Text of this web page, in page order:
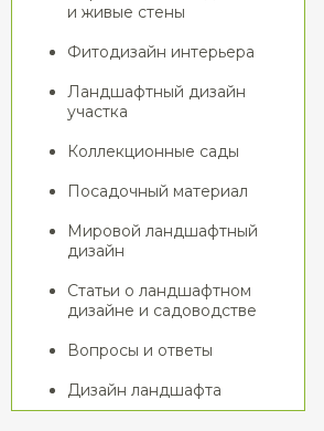
и живые стены
Фитодизайн интерьера
Ландшафтный дизайн
участка
Коллекционные сады
Посадочный материал
Мировой ландшафтный
дизайн
Статьи о ландшафтном
дизайне и садоводстве
Вопросы и ответы
Дизайн ландшафта